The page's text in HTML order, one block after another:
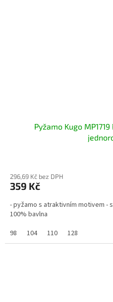
Pyžamo Kugo
296,69 Kč bez DPH
359 Kč
- pyžamo s atraktivním motivem -
100% bavlna
98
104 110 128